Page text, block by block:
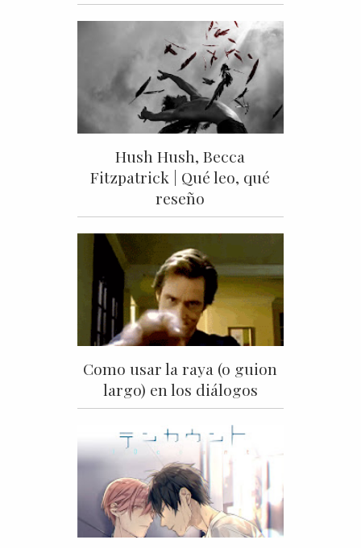
Hush Hush, Becca
Fitzpatrick | Qué leo, qué
reseño
Como usar la raya (o guion
largo) en los diálogos